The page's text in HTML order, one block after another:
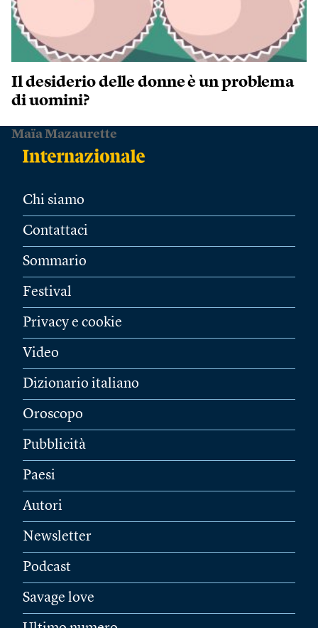
Il desiderio delle donne è un problema
di uomini?
Maïa Mazaurette
Chi siamo
Contattaci
Sommario
Festival
Privacy e cookie
Video
Dizionario italiano
Oroscopo
Pubblicità
Paesi
Autori
Newsletter
Podcast
Savage love